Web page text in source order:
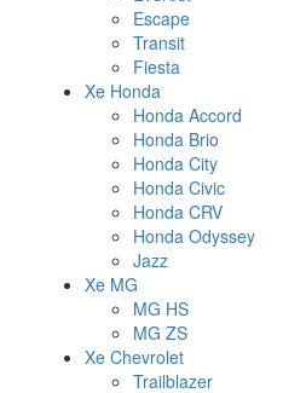
Escape
Transit
Fiesta
Xe Honda
Honda Accord
Honda Brio
Honda City
Honda Civic
Honda CRV
Honda Odyssey
Jazz
Xe MG
MG HS
MG ZS
Xe Chevrolet
Trailblazer